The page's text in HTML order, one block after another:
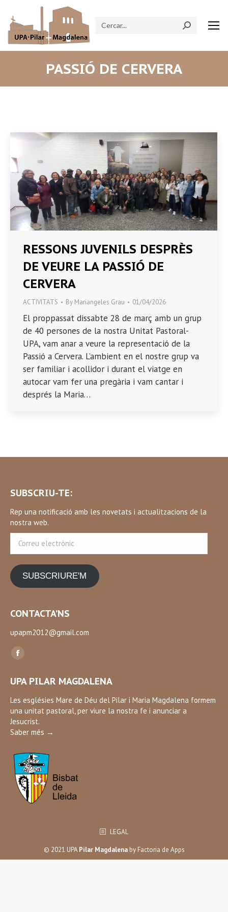
Search:
PASSIÓ DE CERVERA
RESSONS JUVENILS DESPRÈS
DE VEURE LA PASSIÓ DE
CERVERA
ACTIVITATS By Mariangeles Grau 01/04/2026
El proppassat dissabte 28 de març amb un grup
de 40 persones de la nostra Unitat Pastoral-
UPA, vam anar a veure la representació de la
Passió a Cervera. L’ambient en el nostre grup va
ser familiar i acollidor i durant el viatge en
autocar vam fer una pregària i vam cantar i
després la Maria…
SUBSCRIU-TE:
Rep una notificació amb les novetats i actualitzacions de la
nostra web.
electrònic
SUBSCRIURE'M
CONTACTA’NS
upapm2012@gmail.com
Find us on:
Facebook
opens
in
new
window
UPA PILAR MAGDALENA
Les esglésies Mare de Déu del Pilar i Maria Magdalena formem
una unitat pastoral, per viure la nostra fe i anunciar a
Jesucrist.
Saber més →
LEGAL
© 2021 UPAPilar Magdalenaby Factoria de Apps